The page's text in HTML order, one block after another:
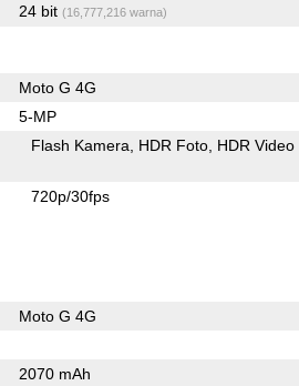
24 bit (16,777,216 warna)
Moto G 4G
5-MP
Flash Kamera HDR Foto HDR Video
720p/30fps
Moto G 4G
2070 mAh